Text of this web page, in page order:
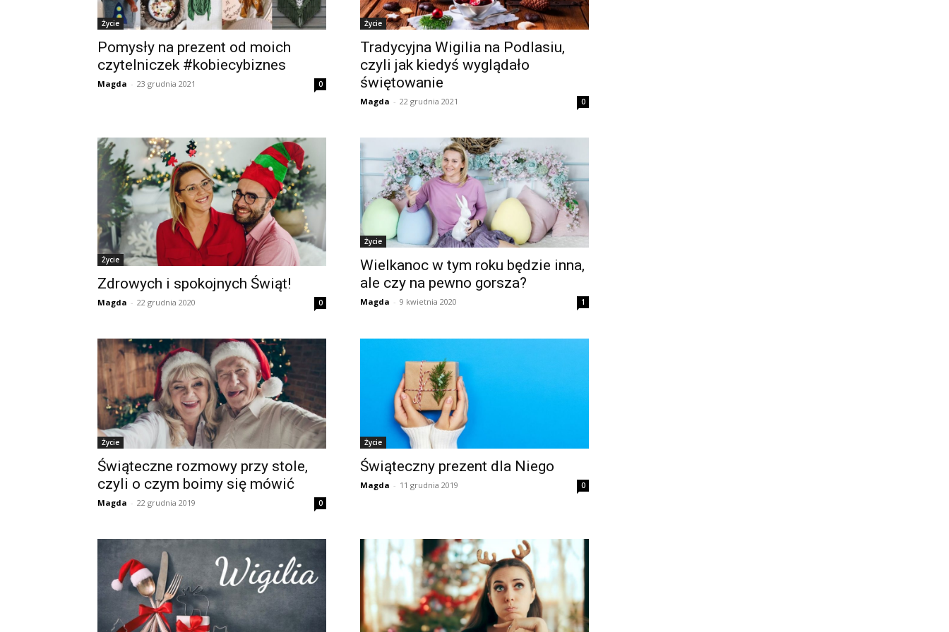
Życie
Pomysły na prezent od moich
czytelniczek #kobiecybiznes
Magda - 23 grudnia 2021 0
Życie
Tradycyjna Wigilia na Podlasiu,
czyli jak kiedyś wyglądało
świętowanie
Magda - 22 grudnia 2021 0
Życie
Zdrowych i spokojnych Świąt!
Magda - 22 grudnia 2020 0
Życie
Wielkanoc w tym roku będzie inna,
ale czy na pewno gorsza?
Magda - 9 kwietnia 2020 1
Życie
Świąteczne rozmowy przy stole,
czyli o czym boimy się mówić
Magda - 22 grudnia 2019 0
Życie
Świąteczny prezent dla Niego
Magda - 11 grudnia 2019 0